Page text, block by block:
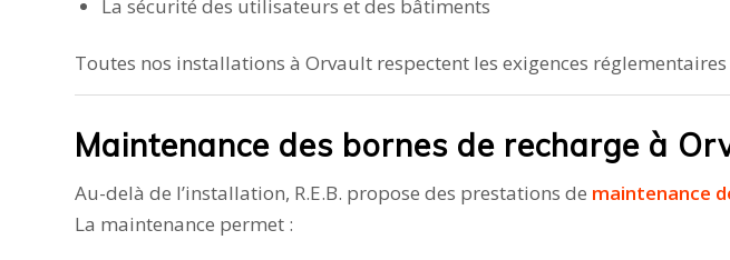
La sécurité des utilisateurs et des bâtiments
Toutes nos installations à Orvault respectent les exigences
Maintenance des bornes de recharge à
Au-delà de l’installation, R.E.B. propose des prestations de maintenance
La maintenance permet :